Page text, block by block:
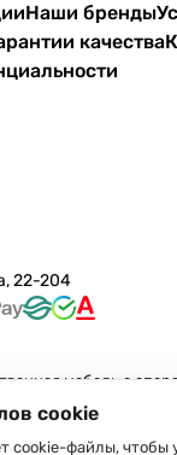
Наши бренды
качества
22-204
мебель с
220005, Минск, ул.
17 июля 2013 г.
cookie
cookie-файлы, чтобы